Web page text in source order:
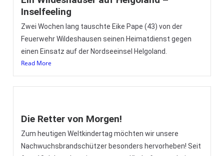
Inselfeeling
Zwei Wochen lang tauschte Eike Pape (43) von der
Feuerwehr Wildeshausen seinen Heimatdienst gegen
einen Einsatz auf der Nordseeinsel Helgoland.
Read More
Die Retter von Morgen!
Zum heutigen Weltkindertag möchten wir unsere
Nachwuchsbrandschützer besonders hervorheben! Seit